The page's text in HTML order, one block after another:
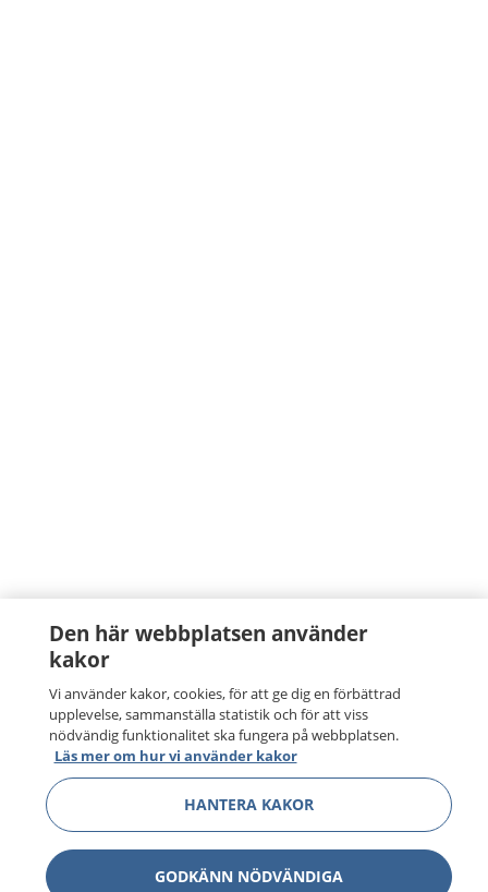
Den här webbplatsen använder
kakor
Vi använder kakor, cookies, för att ge dig en förbättrad
upplevelse, sammanställa statistik och för att viss
nödvändig funktionalitet ska fungera på webbplatsen.
Läs mer om hur vi använder kakor
HANTERA KAKOR
GODKÄNN NÖDVÄNDIGA